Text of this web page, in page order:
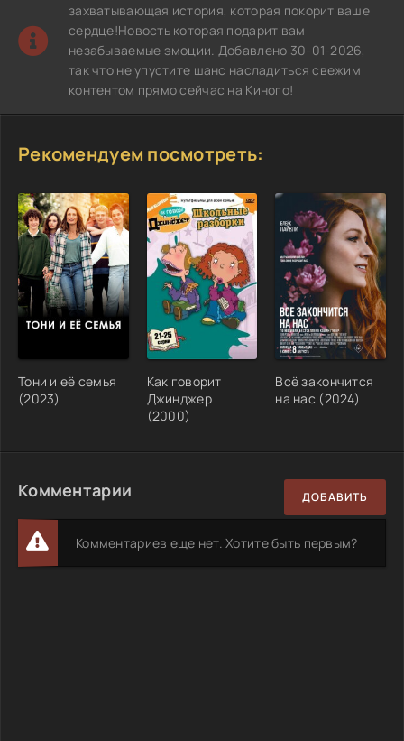
захватывающая история, которая покорит ваше
сердце!Новость которая подарит вам
незабываемые эмоции. Добавлено 30-01-2026,
так что не упустите шанс насладиться свежим
контентом прямо сейчас на Киного!
Рекомендуем посмотреть:
Тони и её семья
(2023)
Как говорит
Джинджер
(2000)
Всё закончится
на нас (2024)
Комментарии ДОБАВИТЬ
Комментариев еще нет. Хотите быть первым?